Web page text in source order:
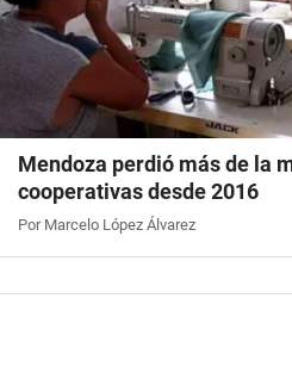
Mendoza perdió más de la
cooperativas desde 2016
Por Marcelo López Álvarez